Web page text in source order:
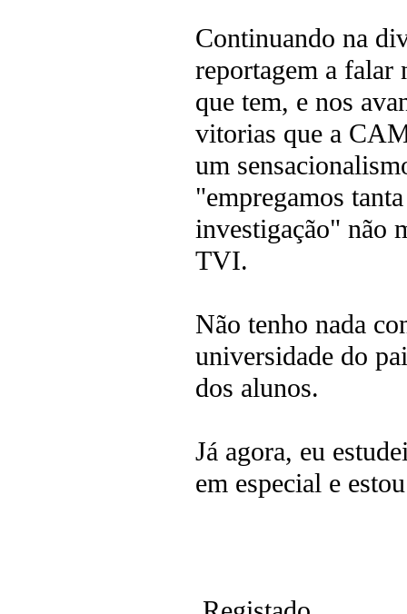
Continuando na
reportagem a falar
que tem, e nos
vitorias que a
um
"empregamos
investigação" não
TVI.
Não tenho nada
universidade do
dos alunos.
Já agora, eu
em especial e